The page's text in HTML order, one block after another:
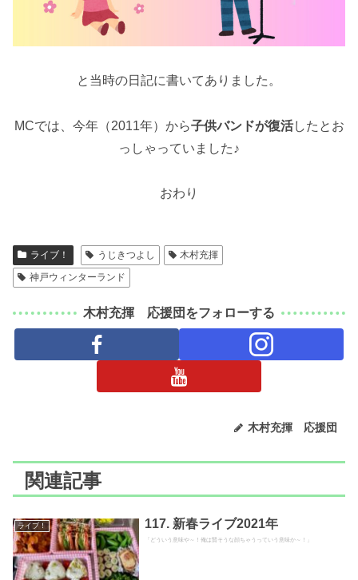
と当時の日記に書いてありました。
MCでは、今年（2011年）から子供バンドが復活したとお
っしゃっていました♪
おわり
ライブ！ うじきつよし
木村充揮
神戸ウィンターランド
木村充揮 応援団をフォローする
木村充揮 応援団
関連記事
ライブ！ 117. 新春ライブ2021年
「どういう意味や～！俺は賢そうな顔ちゃうっていう意味か～！」